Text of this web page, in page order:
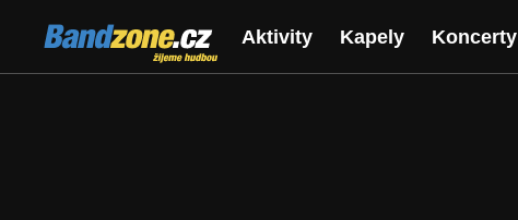
Bandzone.cz
žijeme hudbou
Aktivity Kapely Koncerty